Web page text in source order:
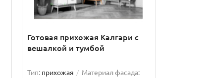
Готовая прихожая Калгари с
вешалкой и тумбой
Тип: прихожая
Материал фасада: